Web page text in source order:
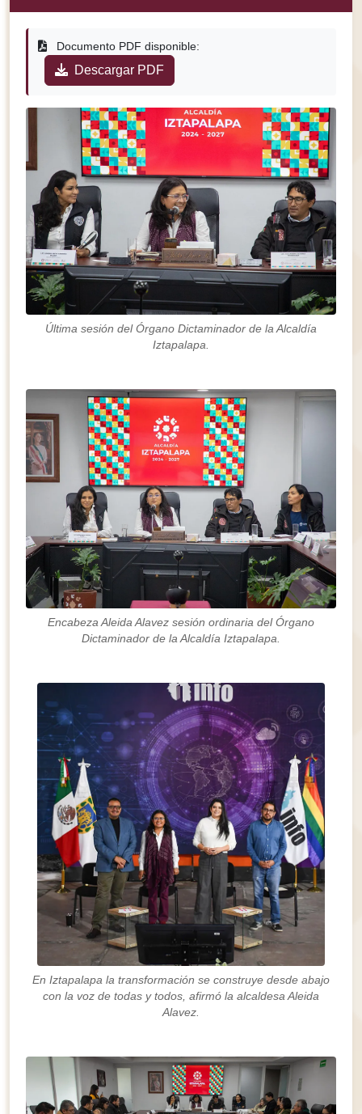
Documento PDF disponible:
Descargar PDF
Última sesión del Órgano Dictaminador de la Alcaldía
Iztapalapa.
Encabeza Aleida Alavez sesión ordinaria del Órgano
Dictaminador de la Alcaldía Iztapalapa.
En Iztapalapa la transformación se construye desde abajo
con la voz de todas y todos, afirmó la alcaldesa Aleida
Alavez.